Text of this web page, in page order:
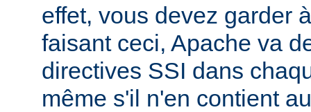
effet, vous devez garder
faisant ceci, Apache va
directives SSI dans
même s'il n'en contient